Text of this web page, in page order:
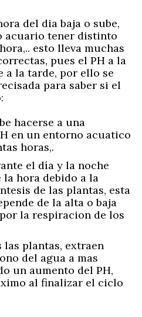
del dia baja o sube,
acuario tener distinto
esto lleva muchas
pues el PH a la
a la tarde, por ello se
para saber si el
hacerse a una
en un entorno acuatico
horas,.
el día y la noche
la hora debido a la
de las plantas, esta
de la alta o baja
la respiracion de los
plantas, extraen
del agua a mas
un aumento del PH,
al finalizar el ciclo